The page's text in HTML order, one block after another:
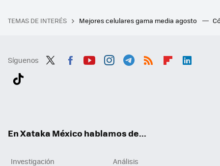
TEMAS DE INTERÉS Mejores celulares gama media agosto
Síguenos
En Xataka México hablamos de...
Investigación
Análisis